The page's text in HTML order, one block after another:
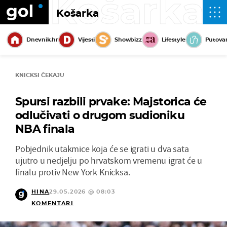
Košarka
Košarka
Dnevnik.hr Vijesti Showbizz Lifestyle
KNICKSI ČEKAJU
Spursi razbili prvake: Majstorica će
odlučivati o drugom sudioniku
NBA finala
Pobjednik utakmice koja će se igrati u dva sata
ujutro u nedjelju po hrvatskom vremenu igrat će u
finalu protiv New York Knicksa.
HINA29.05.2026 @ 08:03
KOMENTARI